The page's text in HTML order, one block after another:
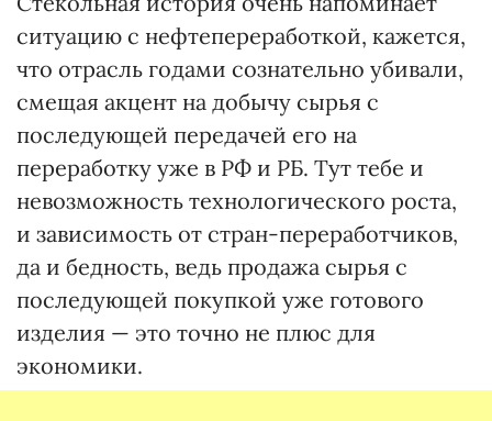
ситуацию с нефтепереработкой, кажется,
что отрасль годами сознательно убивали,
смещая акцент на добычу сырья с
последующей передачей его на
переработку уже в РФ и РБ. Тут тебе и
невозможность технологического роста,
и зависимость от стран-переработчиков,
да и бедность, ведь продажа сырья с
последующей покупкой уже готового
изделия — это точно не плюс для
экономики.